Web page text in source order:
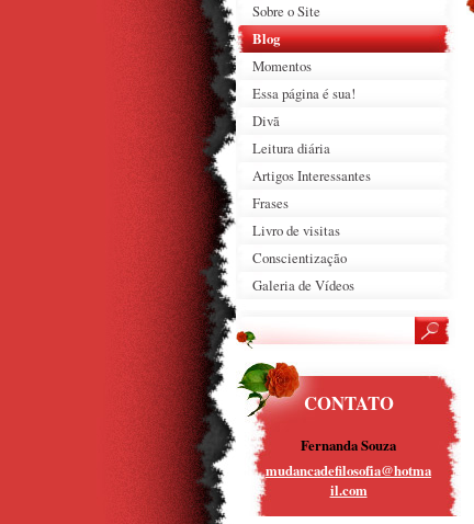
Sobre o Site
Blog
Momentos
Essa página é sua!
Divã
Leitura diária
Artigos Interessantes
Frases
Livro de visitas
Conscientização
Galeria de Vídeos
CONTATO
Fernanda Souza
mudancadefilosofia@hotma
il.com